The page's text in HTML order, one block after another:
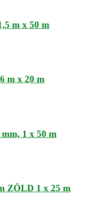
m x 50 m
m x 20 m
1 x 50 m
ZÖLD 1 x 25 m